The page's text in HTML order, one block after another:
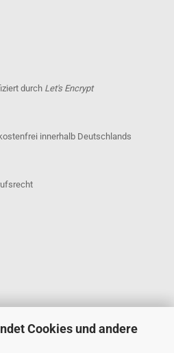
Cookies und andere
durch Let's Encrypt
innerhalb Deutschlands